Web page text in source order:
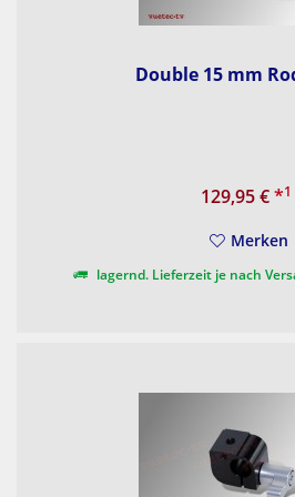
Double 15 mm
129,95 €*1
Merken
lagernd. Lieferzeit je nach